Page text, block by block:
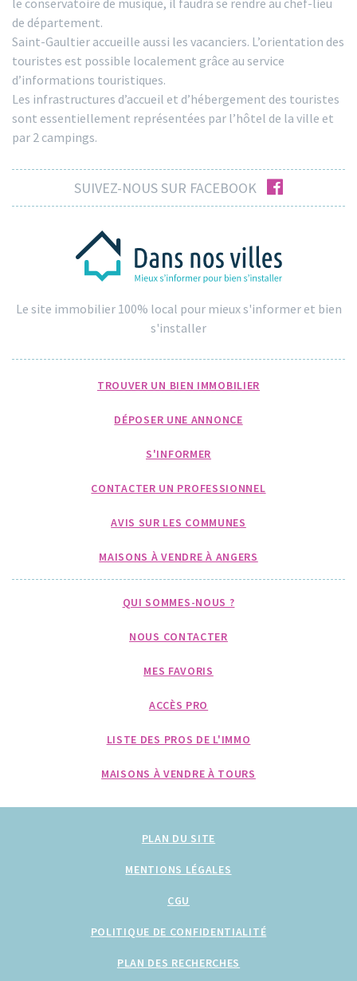
de département.
Saint-Gaultier accueille aussi les vacanciers. L’orientation des
touristes est possible localement grâce au service
d’informations touristiques.
Les infrastructures d’accueil et d’hébergement des touristes
sont essentiellement représentées par l’hôtel de la ville et
par 2 campings.
SUIVEZ-NOUS SUR FACEBOOK facebook
Le site immobilier 100% local pour mieux s'informer et bien
s'installer
TROUVER UN BIEN IMMOBILIER
DÉPOSER UNE ANNONCE
S'INFORMER
CONTACTER UN PROFESSIONNEL
AVIS SUR LES COMMUNES
MAISONS À VENDRE À ANGERS
QUI SOMMES-NOUS ?
NOUS CONTACTER
MES FAVORIS
ACCÈS PRO
LISTE DES PROS DE L'IMMO
MAISONS À VENDRE À TOURS
PLAN DU SITE
MENTIONS LÉGALES
CGU
POLITIQUE DE CONFIDENTIALITÉ
PLAN DES RECHERCHES